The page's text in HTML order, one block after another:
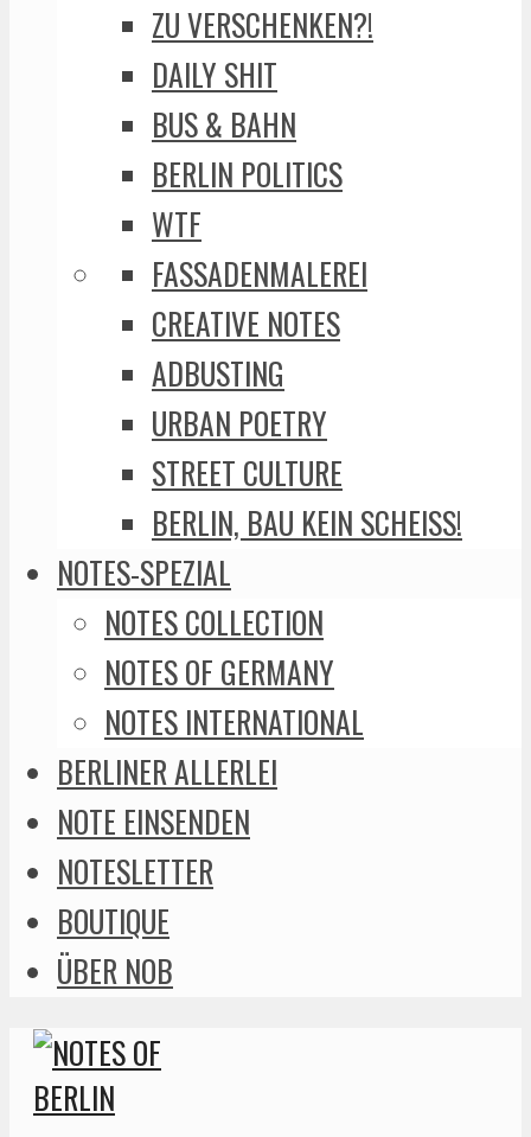
ZU VERSCHENKEN?!
DAILY SHIT
BUS & BAHN
BERLIN POLITICS
WTF
FASSADENMALEREI
CREATIVE NOTES
ADBUSTING
URBAN POETRY
STREET CULTURE
BERLIN, BAU KEIN SCHEISS!
NOTES-SPEZIAL
NOTES COLLECTION
NOTES OF GERMANY
NOTES INTERNATIONAL
BERLINER ALLERLEI
NOTE EINSENDEN
NOTESLETTER
BOUTIQUE
ÜBER NOB